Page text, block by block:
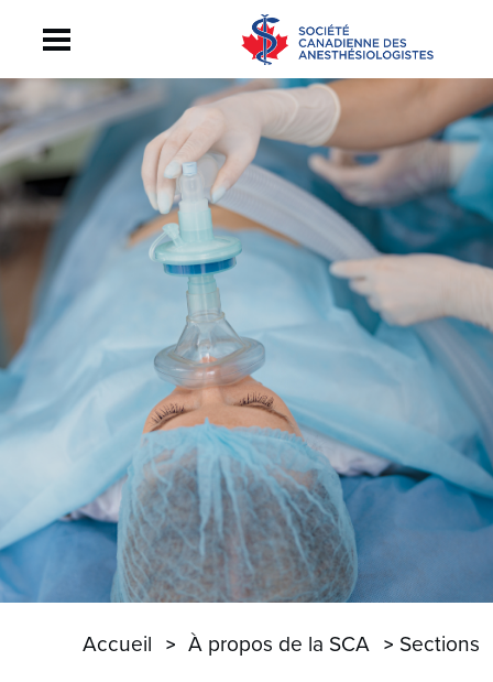
Accueil À propos de la SCA Sections